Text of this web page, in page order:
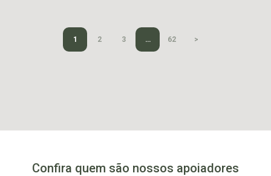
1 2 3 … 62
Confira quem são nossos apoiadores